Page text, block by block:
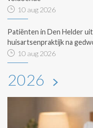
10 aug 2026
Patiënten in Den Helder
huisartsenpraktijk na
10 aug 2026
2026